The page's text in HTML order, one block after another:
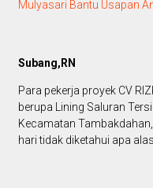
Mulyasari Bantu Usapan
Subang,RN
Para pekerja proyek CV
berupa Lining Saluran
Kecamatan
hari tidak diketahui apa